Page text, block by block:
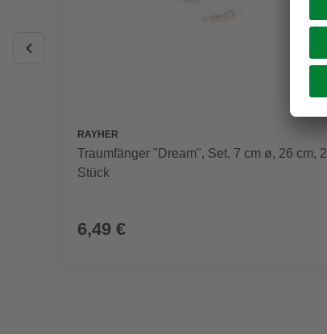
RAYHER
Traumfänger "Dream", Set, 7 cm ø, 26 cm, 2
Stück
6,49 €